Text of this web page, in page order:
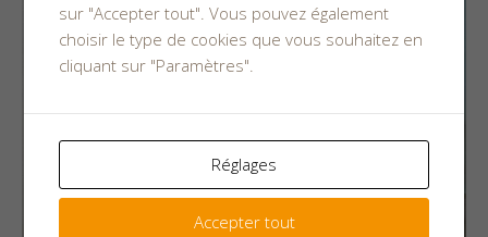
sur "Accepter tout". Vous pouvez également
choisir le type de cookies que vous souhaitez en
cliquant sur "Paramètres".
Réglages
Accepter tout